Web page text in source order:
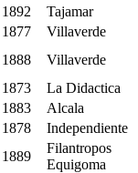
1892
Tajamar
1877
Villaverde
1888
Villaverde
1873
La Didactica
1883
Alcala
1878
Independiente
1889
Filantropos
Equigoma